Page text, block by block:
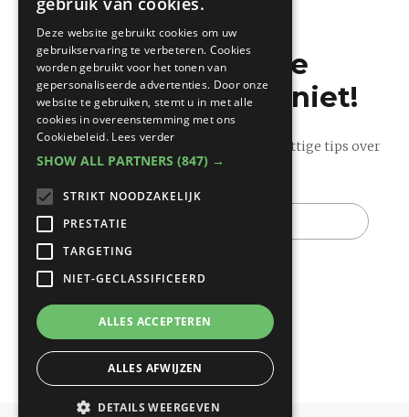
Mis de laatste
bouwnieuwtjes niet!
Ontvang onze wekelijkse updates vol nuttige tips over
bouwen en verbouwen.
E-
mail
Deze website gebruikt cookies om uw
gebruikservaring te verbeteren. Cookies
worden gebruikt voor het tonen van
gepersonaliseerde advertenties. Door onze
website te gebruiken, stemt u in met alle
cookies in overeenstemming met ons
Cookiebeleid. Lees verder
SHOW ALL PARTNERS (847) →
STRIKT NOODZAKELIJK
PRESTATIE
TARGETING
NIET-GECLASSIFICEERD
ALLES ACCEPTEREN
ALLES AFWIJZEN
DETAILS WEERGEVEN